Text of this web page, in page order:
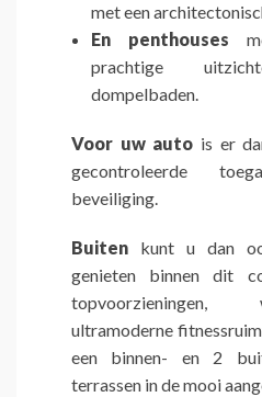
met een
En penthouses
prachtige
dompelbaden.
Voor uw auto is er
gecontroleerde
beveiliging.
Buiten kunt u dan
genieten binnen dit
ultramoderne
een binnen- en 2
terrassen in de mooi